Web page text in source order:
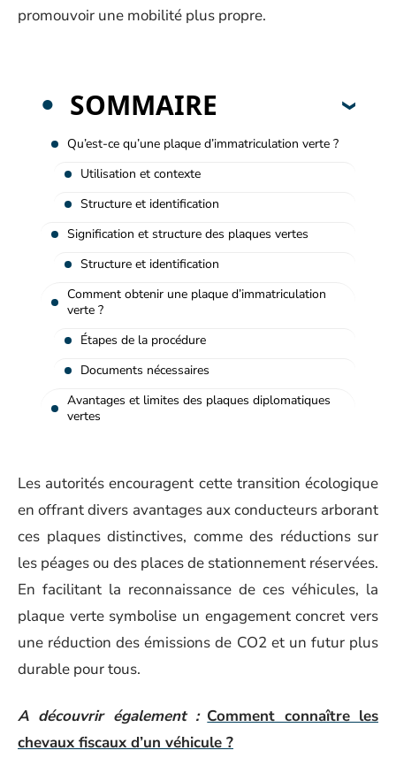
promouvoir une mobilité plus propre.
SOMMAIRE
Qu’est-ce qu’une plaque d’immatriculation verte ?
Utilisation et contexte
Structure et identification
Signification et structure des plaques vertes
Structure et identification
Comment obtenir une plaque d’immatriculation
verte ?
Étapes de la procédure
Documents nécessaires
Avantages et limites des plaques diplomatiques
vertes
Les autorités encouragent cette transition écologique
en offrant divers avantages aux conducteurs arborant
ces plaques distinctives, comme des réductions sur
les péages ou des places de stationnement réservées.
En facilitant la reconnaissance de ces véhicules, la
plaque verte symbolise un engagement concret vers
une réduction des émissions de CO2 et un futur plus
durable pour tous.
A découvrir également : Comment connaître les
chevaux fiscaux d’un véhicule ?